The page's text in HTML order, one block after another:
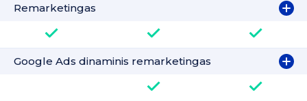
Remarketingas
Google Ads dinaminis remarketingas